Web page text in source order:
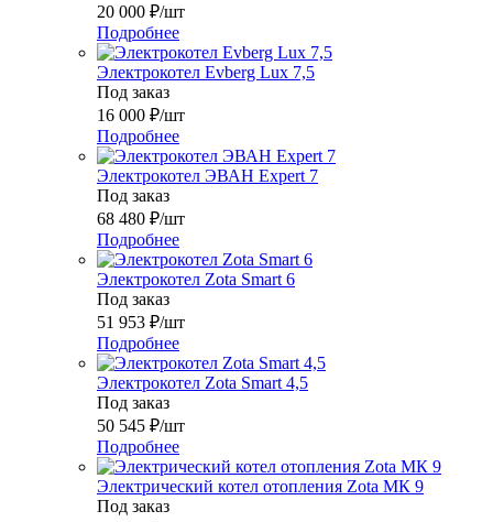
20 000 ₽/шт
Подробнее
Электрокотел Evberg Lux 7,5
Под заказ
16 000 ₽/шт
Подробнее
Электрокотел ЭВАН Expert 7
Под заказ
68 480 ₽/шт
Подробнее
Электрокотел Zota Smart 6
Под заказ
51 953 ₽/шт
Подробнее
Электрокотел Zota Smart 4,5
Под заказ
50 545 ₽/шт
Подробнее
Электрический котел отопления Zota МК 9
Под заказ